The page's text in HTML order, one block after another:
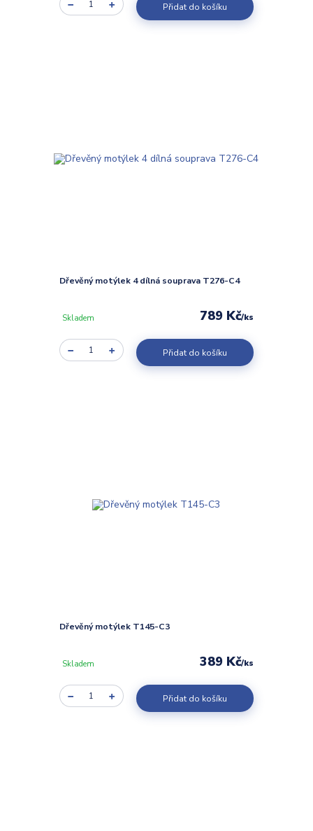
Přidat do košíku
Dřevěný motýlek 4 dílná souprava T276-C4
789 Kč/ks
Skladem
Přidat do košíku
Dřevěný motýlek T145-C3
389 Kč/ks
Skladem
Přidat do košíku